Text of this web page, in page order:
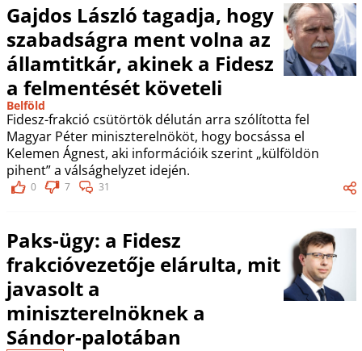
Gajdos László tagadja, hogy
szabadságra ment volna az
államtitkár, akinek a Fidesz
a felmentését követeli
Belföld
Fidesz-frakció csütörtök délután arra szólította fel
Magyar Péter miniszterelnököt, hogy bocsássa el
Kelemen Ágnest, aki információik szerint „külföldön
pihent” a válsághelyzet idején.
0 7 31
Paks-ügy: a Fidesz
frakcióvezetője elárulta, mit
javasolt a
miniszterelnöknek a
Sándor-palotában